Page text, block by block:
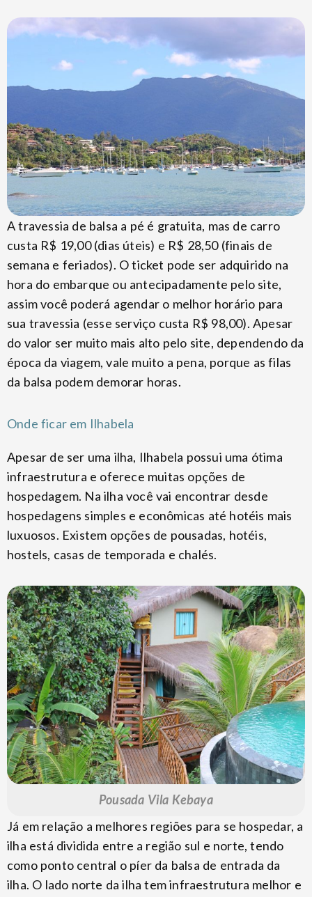
A travessia de balsa a pé é gratuita, mas de carro
custa R$ 19,00 (dias úteis) e R$ 28,50 (finais de
semana e feriados). O ticket pode ser adquirido na
hora do embarque ou antecipadamente pelo site,
assim você poderá agendar o melhor horário para
sua travessia (esse serviço custa R$ 98,00). Apesar
do valor ser muito mais alto pelo site, dependendo da
época da viagem, vale muito a pena, porque as filas
da balsa podem demorar horas.
Onde ficar em Ilhabela
Apesar de ser uma ilha, Ilhabela possui uma ótima
infraestrutura e oferece muitas opções de
hospedagem. Na ilha você vai encontrar desde
hospedagens simples e econômicas até hotéis mais
luxuosos. Existem opções de pousadas, hotéis,
hostels, casas de temporada e chalés.
Pousada Vila Kebaya
Já em relação a melhores regiões para se hospedar, a
ilha está dividida entre a região sul e norte, tendo
como ponto central o píer da balsa de entrada da
ilha. O lado norte da ilha tem infraestrutura melhor e